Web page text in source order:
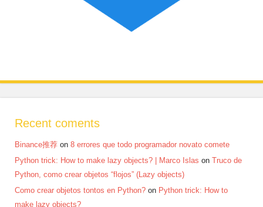
Recent coments
Binance推荐 on 8 errores que todo programador novato comete
Python trick: How to make lazy objects? | Marco Islas on Truco de
Python, como crear objetos “flojos” (Lazy objects)
Como crear objetos tontos en Python? on Python trick: How to
make lazy objects?